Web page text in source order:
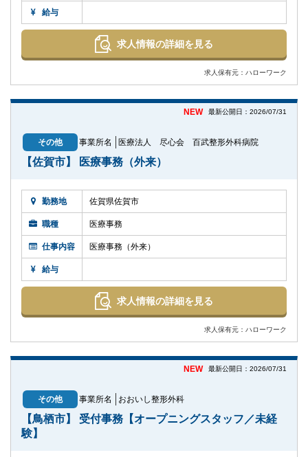
給与
求人情報の詳細を見る
求人保有元：ハローワーク
NEW 最新公開日：2026/07/31
その他 事業所名 医療法人 尽心会 百武整形外科病院
【佐賀市】 医療事務（外来）
勤務地 佐賀県佐賀市
職種 医療事務
仕事内容 医療事務（外来）
給与
求人情報の詳細を見る
求人保有元：ハローワーク
NEW 最新公開日：2026/07/31
その他 事業所名 おおいし整形外科
【鳥栖市】 受付事務【オープニングスタッフ／未経
験】